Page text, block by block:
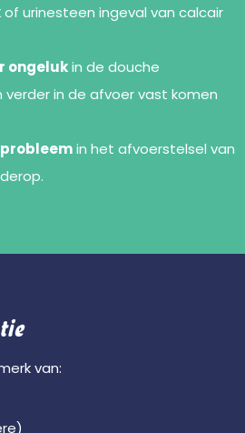
of urinesteen ingeval van calcair
ongelukin de douche
in de afvoer vast komen
in het afvoerstelsel van
van: